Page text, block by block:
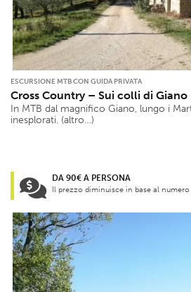
ESCURSIONE MTB CON GUIDA PRIVATA
Cross Country – Sui colli di Giano
In MTB dal magnifico Giano, lungo i
inesplorati. (altro…)
DA 90€ A PERSONA
Il prezzo diminuisce in base al